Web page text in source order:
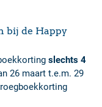
bij de Happy
slechts 4
26 maart t.e.m. 29